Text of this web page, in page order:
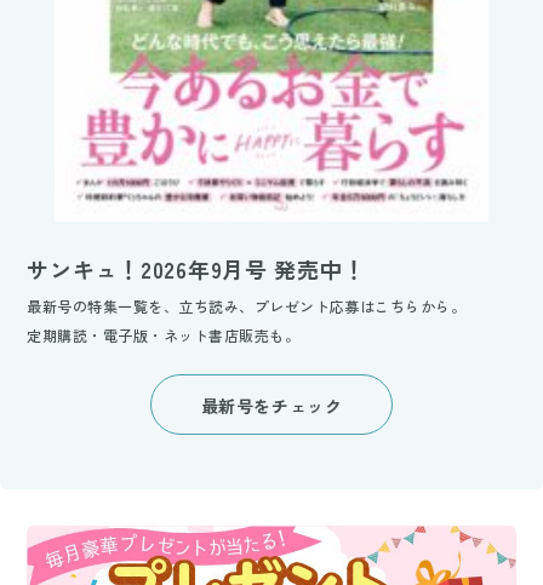
サンキュ！2026年9月号 発売中！
最新号の特集一覧を、立ち読み、プレゼント応募はこちらから。
定期購読・電子版・ネット書店販売も。
最新号をチェック